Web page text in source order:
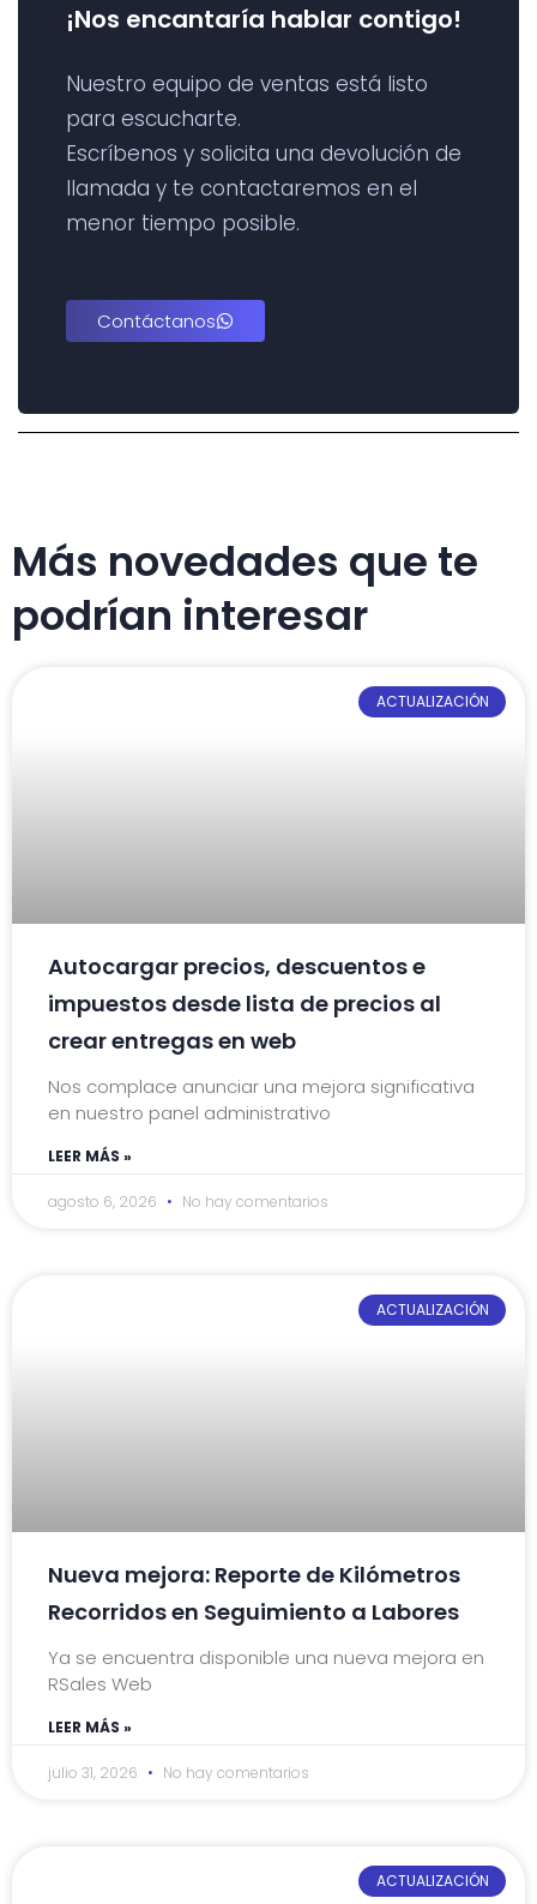
¡Nos encantaría hablar contigo!
Nuestro equipo de ventas está listo
para escucharte.
Escríbenos y solicita una devolución de
llamada y te contactaremos en el
menor tiempo posible.
Contáctanos
Más novedades que te
podrían interesar
ACTUALIZACIÓN
Autocargar precios, descuentos e
impuestos desde lista de precios al
crear entregas en web
Nos complace anunciar una mejora significativa
en nuestro panel administrativo
LEER MÁS »
agosto 6, 2026 No hay comentarios
ACTUALIZACIÓN
Nueva mejora: Reporte de Kilómetros
Recorridos en Seguimiento a Labores
Ya se encuentra disponible una nueva mejora en
RSales Web
LEER MÁS »
julio 31, 2026 No hay comentarios
ACTUALIZACIÓN